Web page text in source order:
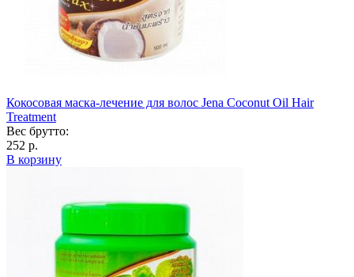
Кокосовая маска-лечение для волос Jena Coconut Oil Hair
Treatment
Вес брутто:
252 р.
В корзину